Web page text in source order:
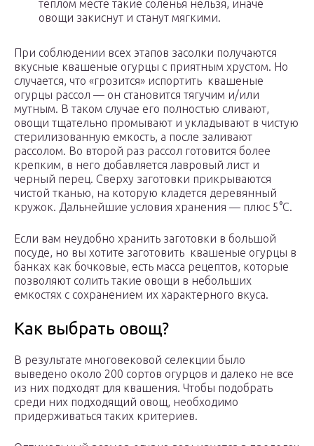
теплом месте такие соленья нельзя, иначе
овощи закиснут и станут мягкими.
При соблюдении всех этапов засолки получаются
вкусные квашеные огурцы с приятным хрустом. Но
случается, что «грозится» испортить квашеные
огурцы рассол — он становится тягучим и/или
мутным. В таком случае его полностью сливают,
овощи тщательно промывают и укладывают в чистую
стерилизованную емкость, а после заливают
рассолом. Во второй раз рассол готовится более
крепким, в него добавляется лавровый лист и
черный перец. Сверху заготовки прикрываются
чистой тканью, на которую кладется деревянный
кружок. Дальнейшие условия хранения — плюс 5°С.
Если вам неудобно хранить заготовки в большой
посуде, но вы хотите заготовить квашеные огурцы в
банках как бочковые, есть масса рецептов, которые
позволяют солить такие овощи в небольших
емкостях с сохранением их характерного вкуса.
Как выбрать овощ?
В результате многовековой селекции было
выведено около 200 сортов огурцов и далеко не все
из них подходят для квашения. Чтобы подобрать
среди них подходящий овощ, необходимо
придерживаться таких критериев.